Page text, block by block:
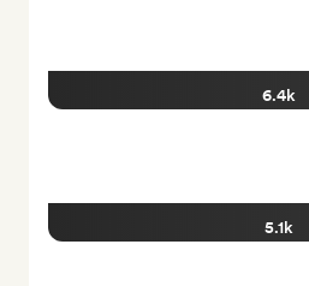
6.4k
5.1k